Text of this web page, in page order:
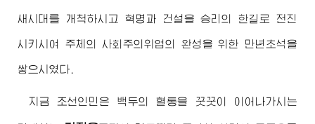
새시대를 개척하시고 혁명과 건설을 승리의 한길로 전진
시키시여 주체의 사회주의위업의 완성을 위한 만년초석을
쌓으시였다.
지금 조선인민은 백두의 혈통을 꿋꿋이 이어나가시는